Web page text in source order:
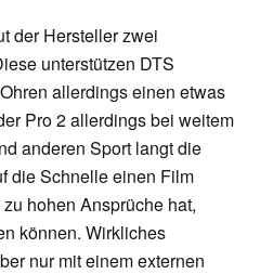
der Hersteller zwei
unterstützen DTS
allerdings einen etwas
Pro 2 allerdings bei weitem
anderen Sport langt die
die Schnelle einen Film
hohen Ansprüche hat,
können. Wirkliches
nur mit einem externen